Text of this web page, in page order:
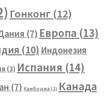
Гонконг(12)
(7) Европа (13)
(10) Индонезия
(3) Испания (14)
(7) Камбоджа (1) Канада